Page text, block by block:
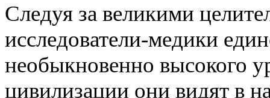
Следуя за великими
исследователи-медики
необыкновенно высокого
цивилизации они видят в